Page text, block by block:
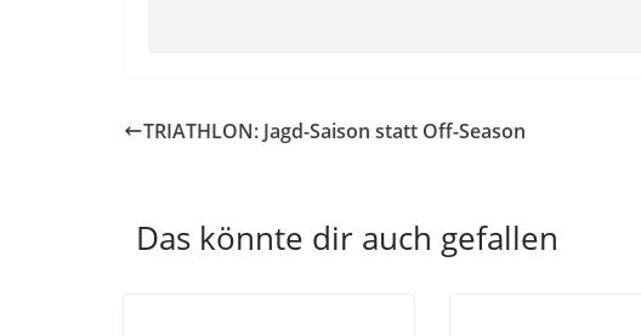
TRIATHLON: Jagd-Saison statt Off-Season
Das könnte dir auch gefallen